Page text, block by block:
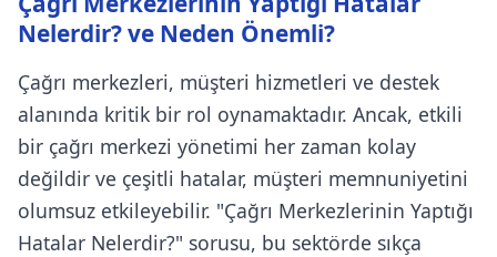
Nelerdir? ve Neden Önemli?
Çağrı merkezleri, müşteri hizmetleri ve destek
alanında kritik bir rol oynamaktadır. Ancak, etkili
bir çağrı merkezi yönetimi her zaman kolay
değildir ve çeşitli hatalar, müşteri memnuniyetini
olumsuz etkileyebilir. "Çağrı Merkezlerinin Yaptığı
Hatalar Nelerdir?" sorusu, bu sektörde sıkça